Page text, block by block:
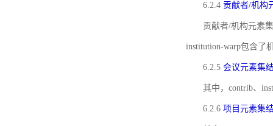
6.2.4 贡献者/机构
贡献者/机构元素
institution-warp包含了
6.2.5 会议元素集
其中，contrib、
6.2.6 项目元素集